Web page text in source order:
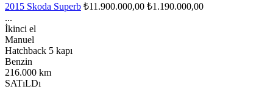
2015 Skoda Superb ₺11.900.000,00 ₺1.190.000,00
...
İkinci el
Manuel
Hatchback 5 kapı
Benzin
216.000 km
SATıLDı